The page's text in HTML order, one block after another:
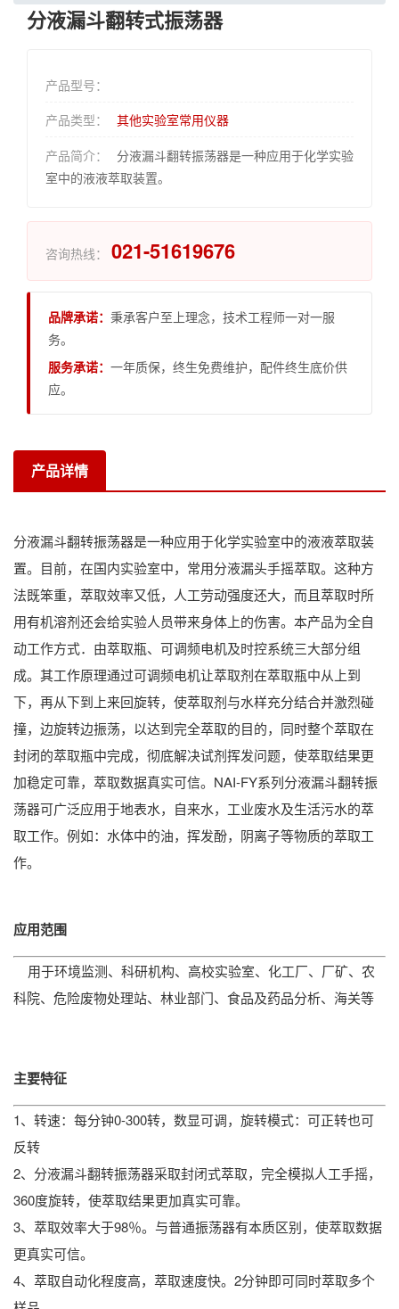
分液漏斗翻转式振荡器
产品型号：
产品类型：
其他实验室常用仪器
产品简介：
分液漏斗翻转振荡器是一种应用于化学实验
室中的液液萃取装置。
咨询热线： 021-51619676
品牌承诺： 秉承客户至上理念，技术工程师一对一服
务。
服务承诺： 一年质保，终生免费维护，配件终生底价供
应。
产品详情
分液漏斗翻转振荡器是一种应用于化学实验室中的液液萃取装
置。目前，在国内实验室中，常用分液漏头手摇萃取。这种方
法既笨重，萃取效率又低，人工劳动强度还大，而且萃取时所
用有机溶剂还会给实验人员带来身体上的伤害。本产品为全自
动工作方式．由萃取瓶、可调频电机及时控系统三大部分组
成。其工作原理通过可调频电机让萃取剂在萃取瓶中从上到
下，再从下到上来回旋转，使萃取剂与水样充分结合并激烈碰
撞，边旋转边振荡，以达到完全萃取的目的，同时整个萃取在
封闭的萃取瓶中完成，彻底解决试剂挥发问题，使萃取结果更
加稳定可靠，萃取数据真实可信。NAI-FY系列分液漏斗翻转振
荡器可广泛应用于地表水，自来水，工业废水及生活污水的萃
取工作。例如：水体中的油，挥发酚，阴离子等物质的萃取工
作。
应用范围
用于环境监测、科研机构、高校实验室、化工厂、厂矿、农
科院、危险废物处理站、林业部门、食品及药品分析、海关等
主要特征
1、转速：每分钟0-300转，数显可调，旋转模式：可正转也可
反转
2、分液漏斗翻转振荡器采取封闭式萃取，完全模拟人工手摇，
360度旋转，使萃取结果更加真实可靠。
3、萃取效率大于98％。与普通振荡器有本质区别，使萃取数据
更真实可信。
4、萃取自动化程度高，萃取速度快。2分钟即可同时萃取多个